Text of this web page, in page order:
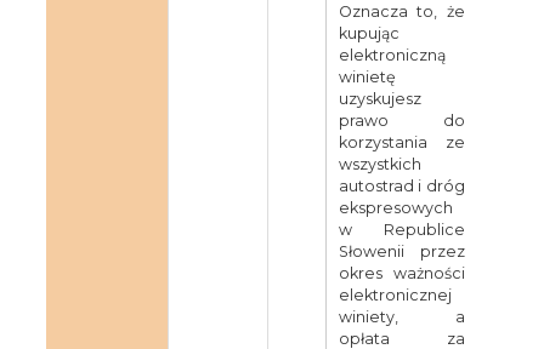
Oznacza to, że
kupując
elektroniczną
winietę
uzyskujesz
prawo do
korzystania ze
wszystkich
autostrad i dróg
ekspresowych
w Republice
Słowenii przez
okres ważności
elektronicznej
winiety, a
opłata za